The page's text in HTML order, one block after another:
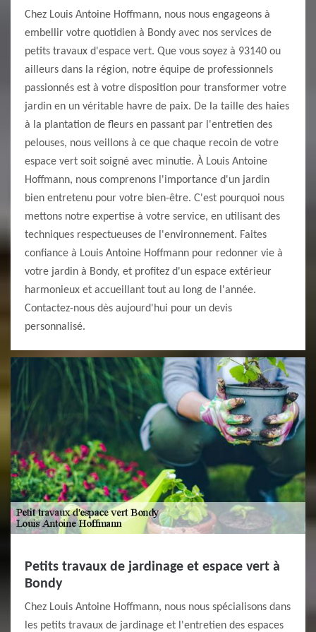
Chez Louis Antoine Hoffmann, nous nous engageons à
embellir votre quotidien à Bondy avec nos services de
petits travaux d'espace vert. Que vous soyez à 93140 ou
ailleurs dans la région, notre équipe de professionnels
passionnés est à votre disposition pour transformer votre
jardin en un véritable havre de paix. De la taille des haies
à la plantation de fleurs en passant par l'entretien des
pelouses, nous veillons à ce que chaque recoin de votre
espace vert soit soigné avec minutie. À Louis Antoine
Hoffmann, nous comprenons l'importance d'un jardin
bien entretenu pour votre bien-être. C'est pourquoi nous
mettons notre expertise à votre service, en utilisant des
techniques respectueuses de l'environnement. Faites
confiance à Louis Antoine Hoffmann pour redonner vie à
votre jardin à Bondy, et profitez d'un espace extérieur
harmonieux et accueillant tout au long de l'année.
Contactez-nous dès aujourd'hui pour un devis
personnalisé.
Petits travaux de jardinage et espace vert à
Bondy
Chez Louis Antoine Hoffmann, nous nous spécialisons dans
les petits travaux de jardinage et l'entretien des espaces